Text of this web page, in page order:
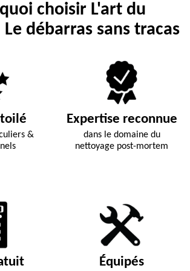
choisir L'art du
débarras sans tracas
&
Expertise reconnue
dans le domaine du
nettoyage post-mortem
Équipés